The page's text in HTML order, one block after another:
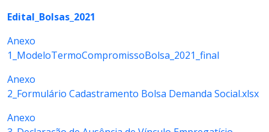
Edital_Bolsas_2021
Anexo
1_ModeloTermoCompromissoBolsa_2021_final
Anexo
2_Formulário Cadastramento Bolsa Demanda Social.xlsx
Anexo